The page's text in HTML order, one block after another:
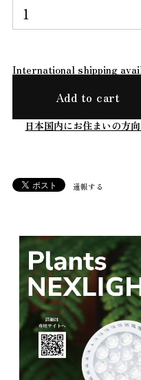
International shipping
Add to cart
日本国内にお住まいの方
通報する